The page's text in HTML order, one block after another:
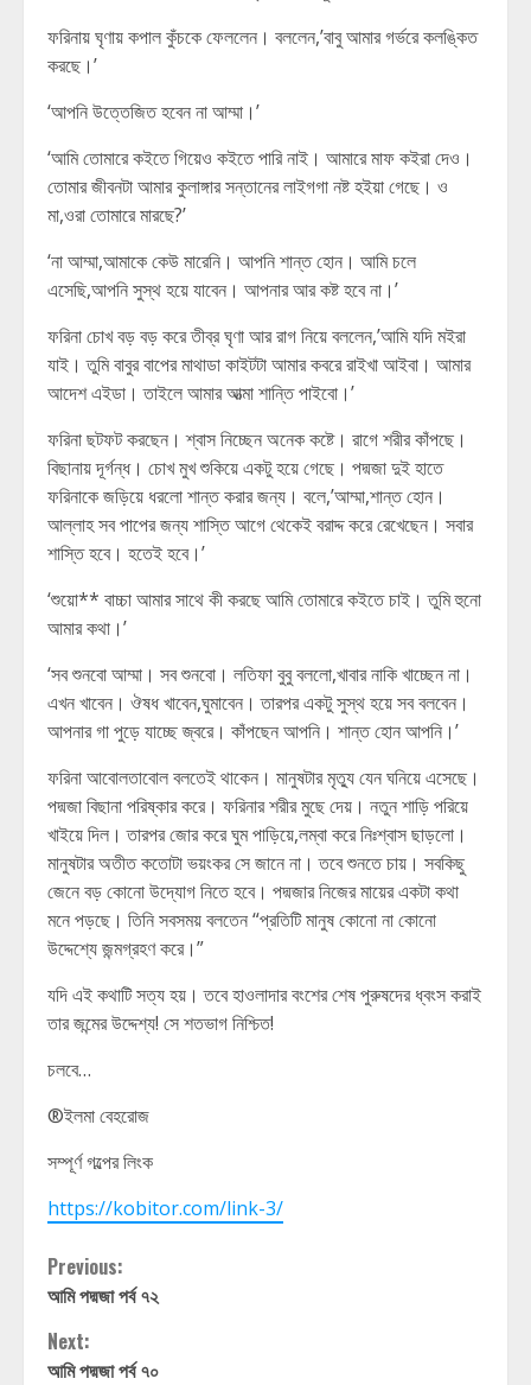
ফরিনায় ঘৃণায় কপাল কুঁচকে ফেললেন। বললেন,’বাবু আমার গর্ভরে কলঙ্কিত
করছে।’
‘আপনি উত্তেজিত হবেন না আম্মা।’
‘আমি তোমারে কইতে গিয়েও কইতে পারি নাই। আমারে মাফ কইরা দেও।
তোমার জীবনটা আমার কুলাঙ্গার সন্তানের লাইগগা নষ্ট হইয়া গেছে। ও
মা,ওরা তোমারে মারছে?’
‘না আম্মা,আমাকে কেউ মারেনি। আপনি শান্ত হোন। আমি চলে
এসেছি,আপনি সুস্থ হয়ে যাবেন। আপনার আর কষ্ট হবে না।’
ফরিনা চোখ বড় বড় করে তীব্র ঘৃণা আর রাগ নিয়ে বললেন,’আমি যদি মইরা
যাই। তুমি বাবুর বাপের মাথাডা কাইটটা আমার কবরে রাইখা আইবা। আমার
আদেশ এইডা। তাইলে আমার আত্মা শান্তি পাইবো।’
ফরিনা ছটফট করছেন। শ্বাস নিচ্ছেন অনেক কষ্টে। রাগে শরীর কাঁপছে।
বিছানায় দূর্গন্ধ। চোখ মুখ শুকিয়ে একটু হয়ে গেছে। পদ্মজা দুই হাতে
ফরিনাকে জড়িয়ে ধরলো শান্ত করার জন্য। বলে,’আম্মা,শান্ত হোন।
আল্লাহ সব পাপের জন্য শাস্তি আগে থেকেই বরাদ্দ করে রেখেছেন। সবার
শাস্তি হবে। হতেই হবে।’
‘শুয়ো** বাচ্চা আমার সাথে কী করছে আমি তোমারে কইতে চাই। তুমি হুনো
আমার কথা।’
‘সব শুনবো আম্মা। সব শুনবো। লতিফা বুবু বললো,খাবার নাকি খাচ্ছেন না।
এখন খাবেন। ঔষধ খাবেন,ঘুমাবেন। তারপর একটু সুস্থ হয়ে সব বলবেন।
আপনার গা পুড়ে যাচ্ছে জ্বরে। কাঁপছেন আপনি। শান্ত হোন আপনি।’
ফরিনা আবোলতাবোল বলতেই থাকেন। মানুষটার মৃত্যু যেন ঘনিয়ে এসেছে।
পদ্মজা বিছানা পরিষ্কার করে। ফরিনার শরীর মুছে দেয়। নতুন শাড়ি পরিয়ে
খাইয়ে দিল। তারপর জোর করে ঘুম পাড়িয়ে,লম্বা করে নিঃশ্বাস ছাড়লো।
মানুষটার অতীত কতোটা ভয়ংকর সে জানে না। তবে শুনতে চায়। সবকিছু
জেনে বড় কোনো উদ্যোগ নিতে হবে। পদ্মজার নিজের মায়ের একটা কথা
মনে পড়ছে। তিনি সবসময় বলতেন “প্রতিটি মানুষ কোনো না কোনো
উদ্দেশ্যে জন্মগ্রহণ করে।”
যদি এই কথাটি সত্য হয়। তবে হাওলাদার বংশের শেষ পুরুষদের ধ্বংস করাই
তার জন্মের উদ্দেশ্য! সে শতভাগ নিশ্চিত!
চলবে…
®ইলমা বেহরোজ
সম্পূর্ণ গল্পের লিংক
https://kobitor.com/link-3/
Continue
Reading
Previous:
আমি পদ্মজা পর্ব ৭২
Next:
আমি পদ্মজা পর্ব ৭০